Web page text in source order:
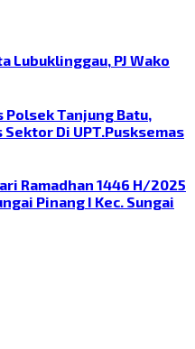
Lubuklinggau, PJ Wako
Tanjung Batu,
Di UPT.Pusksemas
Ramadhan 1446 H/2025
Pinang I Kec. Sungai